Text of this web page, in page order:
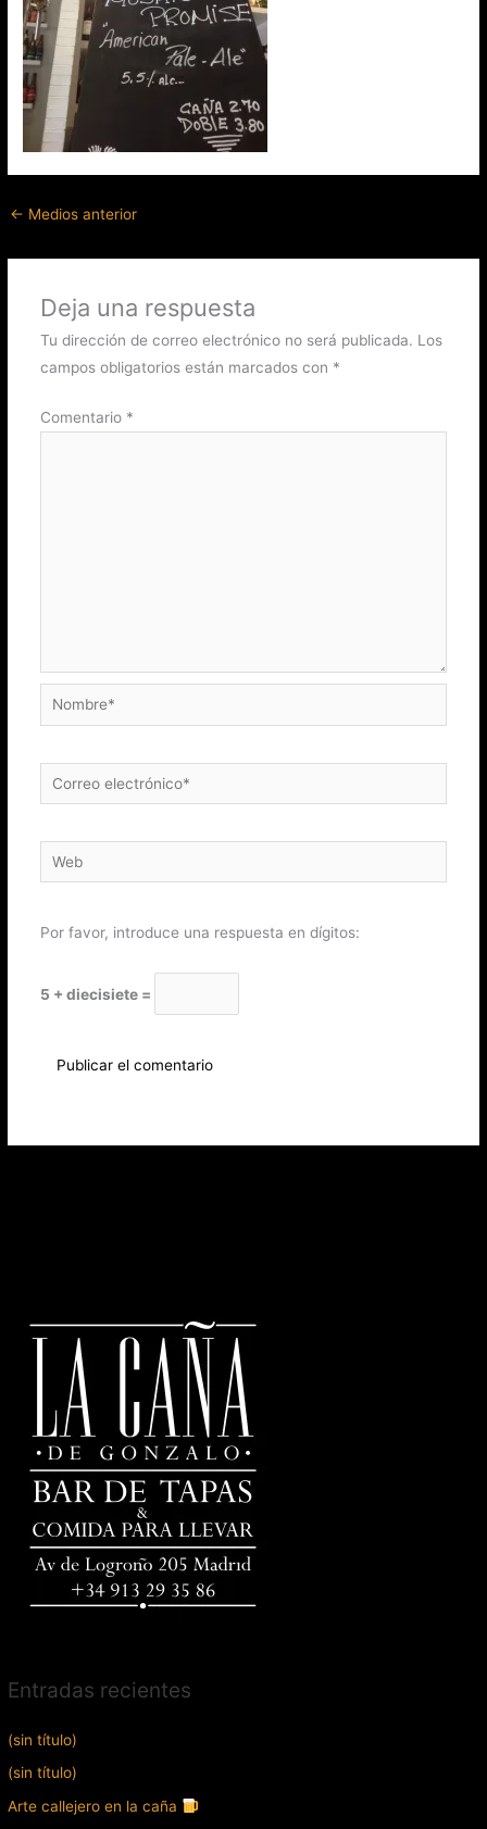
Entradas recientes
(sin título)
(sin título)
Arte callejero en la caña
← Medios anterior
Deja una respuesta
Tu dirección de correo electrónico no será publicada. Los
campos obligatorios están marcados con *
Comentario *
Nombre*
Correo
electrónico*
Web
Por favor, introduce una respuesta en dígitos:
5 + diecisiete =